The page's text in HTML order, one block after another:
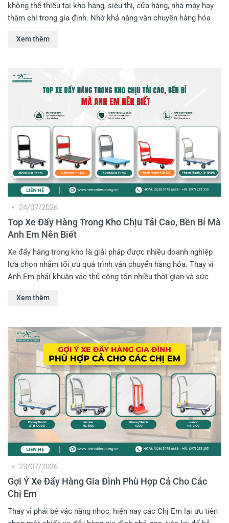
không thể thiếu tại kho hàng, siêu thị, cửa hàng, nhà máy hay
thậm chí trong gia đình. Nhờ khả năng vận chuyển hàng hóa
việc, dòng sản phẩm này ngày càng được nhiều Anh Em lựa
đẩy tay hàng hóa đáng mua ngay dưới đây!
Xem thêm
Top Xe Đẩy Hàng Trong Kho Chịu Tải Cao, Bền Bỉ Mà
Anh Em Nên Biết
24/07/2026
Xe đẩy hàng trong kho là giải pháp được nhiều doanh nghiệp
lựa chọn nhằm tối ưu quá trình vận chuyển hàng hóa. Thay vì
Anh Em phải khuân vác thủ công tốn nhiều thời gian và sức
việc sử dụng xe đẩy hàng sẽ giúp quá trình vận chuyển diễn ra
xe đẩy hàng chịu tải cao, bền bỉ mà Anh Em nên đầu tư? Hãy
cùng Kết Nối Tiêu Dùng khám phá ngay trong bài viết dưới đây!
Xem thêm
Gợi Ý Xe Đẩy Hàng Gia Đình Phù Hợp Cả Cho Các
Chị Em
23/07/2026
Thay vì phải bê vác nặng nhọc, hiện nay các Chị Em lại ưu tiên